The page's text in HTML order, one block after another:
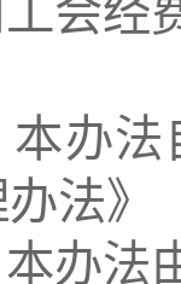
工会
办法
法》
办法